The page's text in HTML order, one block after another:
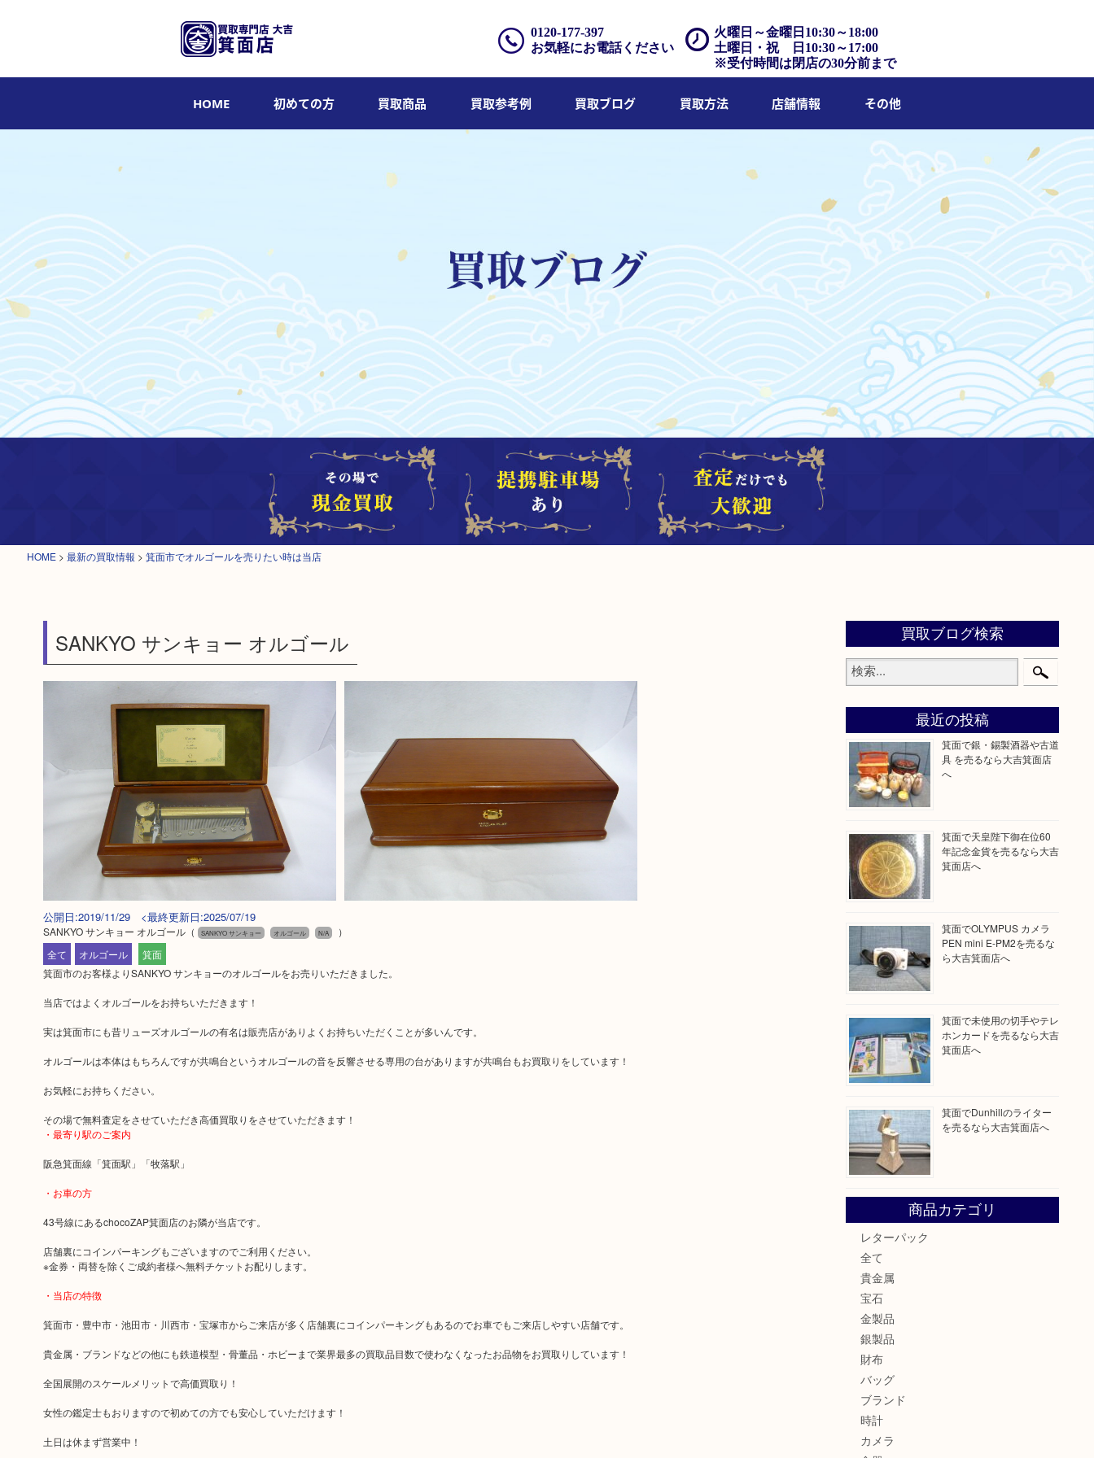
火曜日～金曜日10:30～18:00
土曜日・祝 日10:30～17:00
※受付時間は閉店の30分前まで
0120-177-397
お気軽にお電話ください
HOME 初めての方 買取商品 買取参考例 買取ブログ 買取方法 店舗情報 その他
HOME > 最新の買取情報 > 箕面市でオルゴールを売りたい時は当店
SANKYO サンキョー オルゴール
公開日:2019/11/29 <最終更新日:2025/07/19
SANKYO サンキョー オルゴール（ SANKYO サンキョー オルゴール N/A
）
全て
オルゴール
箕面
箕面市のお客様よりSANKYO サンキョーのオルゴールをお売りいただきました。
当店ではよくオルゴールをお持ちいただきます！
実は箕面市にも昔リューズオルゴールの有名は販売店がありよくお持ちいただくことが多いんです。
オルゴールは本体はもちろんですが共鳴台というオルゴールの音を反響させる専用の台がありますが共鳴台もお買取りをしています！
お気軽にお持ちください。
その場で無料査定をさせていただき高価買取りをさせていただきます！
・最寄り駅のご案内
阪急箕面線「箕面駅」「牧落駅」
・お車の方
43号線にあるchocoZAP箕面店のお隣が当店です。
店舗裏にコインパーキングもございますのでご利用ください。
※金券・両替を除くご成約者様へ無料チケットお配りします。
・当店の特徴
箕面市・豊中市・池田市・川西市・宝塚市からご来店が多く店舗裏にコインパーキングもあるのでお車でもご来店しやすい店舗です。
貴金属・ブランドなどの他にも鉄道模型・骨董品・ホビーまで業界最多の買取品目数で使わなくなったお品物をお買取りしています！
全国展開のスケールメリットで高価買取り！
女性の鑑定士もおりますので初めての方でも安心していただけます！
土日は休まず営業中！
買取ブログ検索
最近の投稿
箕面で銀・錫製酒器や古道
具 を売るなら大吉箕面店
へ
箕面で天皇陛下御在位60
年記念金貨を売るなら大吉
箕面店へ
箕面でOLYMPUS カメラ
PEN mini E-PM2を売るな
ら大吉箕面店へ
箕面で未使用の切手やテレ
ホンカードを売るなら大吉
箕面店へ
箕面でDunhillのライター
を売るなら大吉箕面店へ
商品カテゴリ
レターパック
全て
貴金属
宝石
金製品
銀製品
財布
バッグ
ブランド
時計
カメラ